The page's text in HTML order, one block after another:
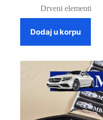
Drveni elementi
Dodaj u korpu